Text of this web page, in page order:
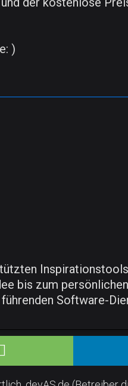
)
bis zum
Software-